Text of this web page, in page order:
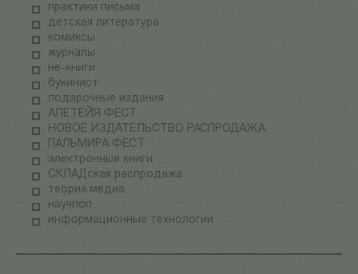
практики письма
детская литература
комиксы
журналы
не-книги
букинист
подарочные издания
АЛЕТЕЙЯ ФЕСТ
НОВОЕ ИЗДАТЕЛЬСТВО РАСПРОДАЖА
ПАЛЬМИРА ФЕСТ
электронные книги
СКЛАДская распродажа
теория медиа
научпоп
информационные технологии